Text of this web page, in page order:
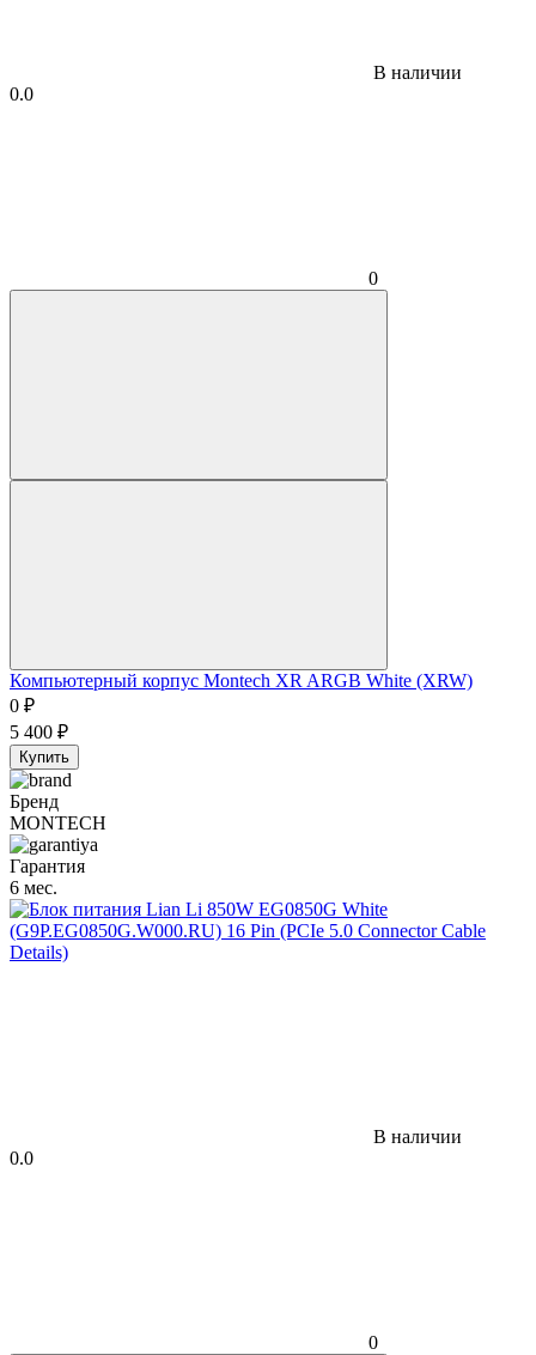
В наличии
0.0
0
Компьютерный корпус Montech XR ARGB White (XRW)
0 ₽
5 400 ₽
Купить
Бренд
MONTECH
Гарантия
6 мес.
В наличии
0.0
0